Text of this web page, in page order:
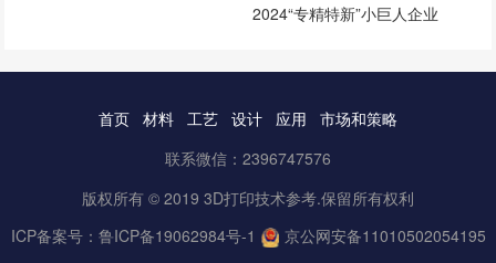
2024“专精特新”小巨人企业
首页 材料 工艺 设计 应用
市场和策略
联系微信：2396747576
版权所有 © 2019 3D打印技术参考.保留所有权利
ICP备案号： 鲁ICP备19062984号-1 京公网安备11010502054195